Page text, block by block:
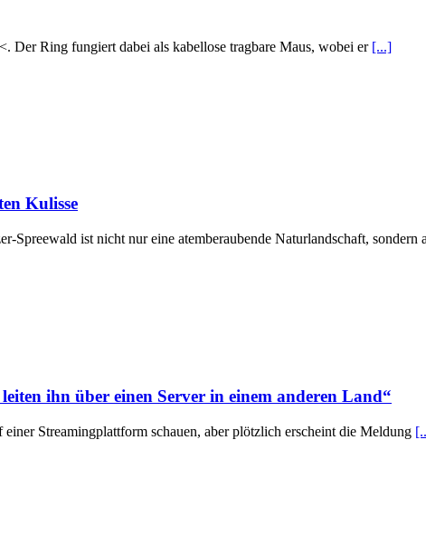
Der Ring fungiert dabei als kabellose tragbare Maus, wobei er [...]
Kulisse
ist nicht nur eine atemberaubende Naturlandschaft, sondern
ihn über einen Server in einem anderen Land“
Streamingplattform schauen, aber plötzlich erscheint die Meldung